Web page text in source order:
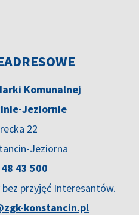
Komunalnej
Jeziornie
22
Jeziorna
43 500
przyjęć Interesantów.
konstancin.pl